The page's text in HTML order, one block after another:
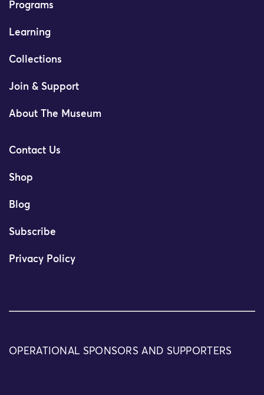
Programs
Learning
Collections
Join & Support
About The Museum
Contact Us
Shop
Blog
Subscribe
Privacy Policy
OPERATIONAL SPONSORS AND SUPPORTERS